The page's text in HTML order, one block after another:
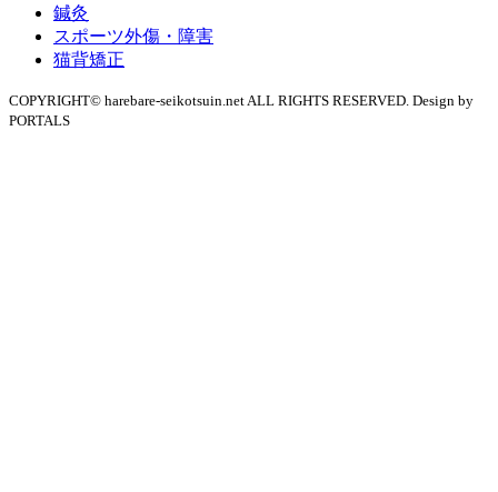
鍼灸
スポーツ外傷・障害
猫背矯正
COPYRIGHT© harebare-seikotsuin.net ALL RIGHTS RESERVED. Design by
PORTALS